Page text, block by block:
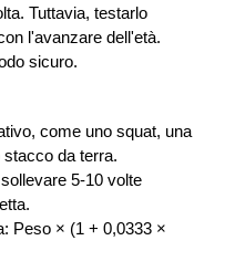
Tuttavia, testarlo
l'avanzare dell'età.
sicuro.
come uno squat, una
da terra.
5-10 volte
Peso × (1 + 0,0333 ×